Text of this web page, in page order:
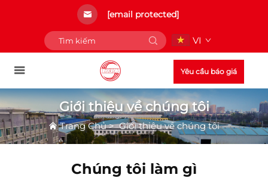
[email protected]
VI
Yêu cầu báo giá
Giới thiệu về chúng tôi
Trang Chủ>Giới thiệu về chúng tôi
Chúng tôi làm gì